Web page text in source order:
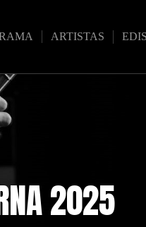
ARTISTAS
2025